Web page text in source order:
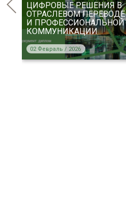
ЦИФРОВЫЕ РЕШЕНИЯ В
ОТРАСЛЕВОМ ПЕРЕВОДЕ
И ПРОФЕССИОНАЛЬНОЙ
КОММУНИКАЦИИ
02 Февраль / 2026